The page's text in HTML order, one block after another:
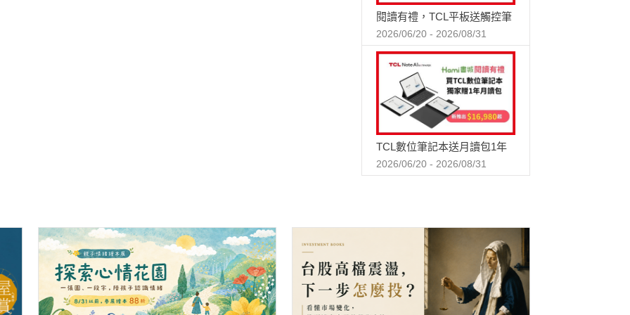
閱讀有禮，TCL平板送觸控筆
2026/06/20 - 2026/08/31
TCL數位筆記本送月讀包1年
2026/06/20 - 2026/08/31